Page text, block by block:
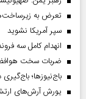
تعرض به
سپر آمریکا نشوید
انهدام کامل سه فروند
ضربات سخت
باج‌نیوزها؛
یورش آرش‌های ارتش